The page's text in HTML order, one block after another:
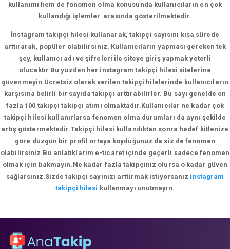
kullanımı hem de fonomen olma konusunda kullanıcıların en çok
kullandığı işlemler arasında gösterilmektedir.
İnstagram takipçi hilesi kullanarak, takipçi sayısını kısa sürede
arttırarak, popüler olabilirsiniz. Kullanıcıların yapması gereken tek
şey, kullanıcı adı ve şifreleri ile siteye giriş yapmak yeterli
olucaktır.Bu yüzden her instagram takipçi hilesi sitelerine
güvenmeyin.Ücretsiz olarak verilen takipçi hilelerinde kullanıcıların
karşısına belirli bir sayıda takipçi arttırabilirler. Bu sayı genelde en
fazla 100 takipçi takipçi atımı olmaktadır.Kullanıcılar ne kadar çok
takipçi hilesi kullanırlarsa fenomen olma durumları da aynı şekilde
artış göstermektedir.Takipçi hilesi kullandıktan sonra hedef kitlenize
göre düzgün bir profil ortaya koyduğunuz da siz de fenomen
olabilirsiniz.Bu anlatıklarım e-ticaret içinde geçerli sadece fenomen
olmak için bakmayın.Ne kadar fazla takipçiniz olursa o kadar güven
sağlarsınız.Sizde takipçi sayınızı arttırmak istiyorsanız instagram
takipçi hilesi kullanmayı unutmayın.